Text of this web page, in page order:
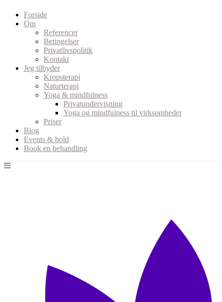
Forside
Om
Referencer
Betingelser
Privatlivspolitik
Kontakt
Jeg tilbyder
Kropsterapi
Naturterapi
Yoga & mindfulness
Privatundervisning
Yoga og mindfulness til virksomheder
Priser
Blog
Events & hold
Book en behandling